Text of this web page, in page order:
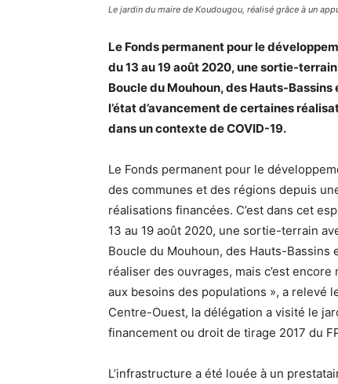
Le jardin du maire de Koudougou, réalisé grâce à un
Le Fonds permanent pour le
du 13 au 19 août 2020, une sortie-
Boucle du Mouhoun, des Hauts-
l’état d’avancement de certaines
dans un contexte de COVID-19.
Le Fonds permanent pour le
des communes et des régions depuis
réalisations financées. C’est dans cet
13 au 19 août 2020, une sortie-terrain
Boucle du Mouhoun, des Hauts-Bassins
réaliser des ouvrages, mais c’est
aux besoins des populations », a relevé
Centre-Ouest, la délégation a visité le
financement ou droit de tirage 2017 du
L’infrastructure a été louée à un